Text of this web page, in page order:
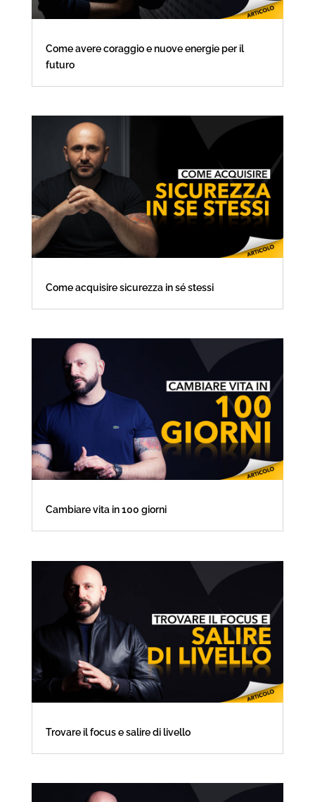
Come avere coraggio e nuove energie per il
futuro
Come acquisire sicurezza in sé stessi
Cambiare vita in 100 giorni
Trovare il focus e salire di livello